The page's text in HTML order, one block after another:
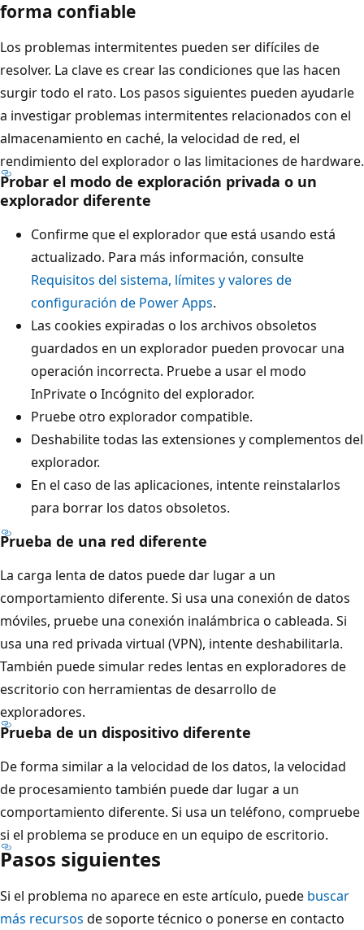
forma confiable
Los problemas intermitentes pueden ser difíciles de
resolver. La clave es crear las condiciones que las hacen
surgir todo el rato. Los pasos siguientes pueden ayudarle
a investigar problemas intermitentes relacionados con el
almacenamiento en caché, la velocidad de red, el
rendimiento del explorador o las limitaciones de hardware.
Probar el modo de exploración privada o un
explorador diferente
Confirme que el explorador que está usando está
actualizado. Para más información, consulte
Requisitos del sistema, límites y valores de
configuración de Power Apps.
Las cookies expiradas o los archivos obsoletos
guardados en un explorador pueden provocar una
operación incorrecta. Pruebe a usar el modo
InPrivate o Incógnito del explorador.
Pruebe otro explorador compatible.
Deshabilite todas las extensiones y complementos del
explorador.
En el caso de las aplicaciones, intente reinstalarlos
para borrar los datos obsoletos.
Prueba de una red diferente
La carga lenta de datos puede dar lugar a un
comportamiento diferente. Si usa una conexión de datos
móviles, pruebe una conexión inalámbrica o cableada. Si
usa una red privada virtual (VPN), intente deshabilitarla.
También puede simular redes lentas en exploradores de
escritorio con herramientas de desarrollo de
exploradores.
Prueba de un dispositivo diferente
De forma similar a la velocidad de los datos, la velocidad
de procesamiento también puede dar lugar a un
comportamiento diferente. Si usa un teléfono, compruebe
si el problema se produce en un equipo de escritorio.
Pasos siguientes
Si el problema no aparece en este artículo, puede buscar
más recursos de soporte técnico o ponerse en contacto